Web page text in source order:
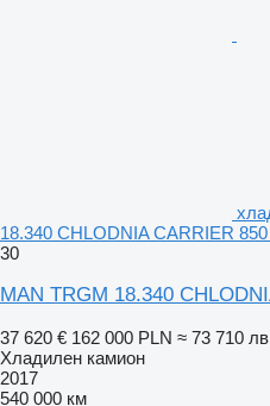
18.340 CHLODNIA CARRIER
30
MAN TRGM 18.340
37 620 € 162 000 PLN ≈ 73 710
Хладилен камион
2017
540 000 км